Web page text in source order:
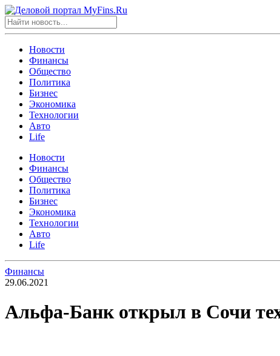
Новости
Финансы
Общество
Политика
Бизнес
Экономика
Технологии
Авто
Life
Новости
Финансы
Общество
Политика
Бизнес
Экономика
Технологии
Авто
Life
Финансы
29.06.2021
Альфа-Банк открыл в Сочи